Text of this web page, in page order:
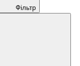
Фільтр